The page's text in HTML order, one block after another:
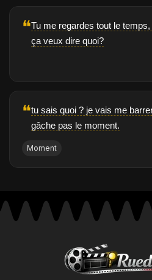
❝Tu me regardes tout le
ça veux dire quoi?
❝tu sais quoi ? je vais me
gâche pas le moment.
Moment